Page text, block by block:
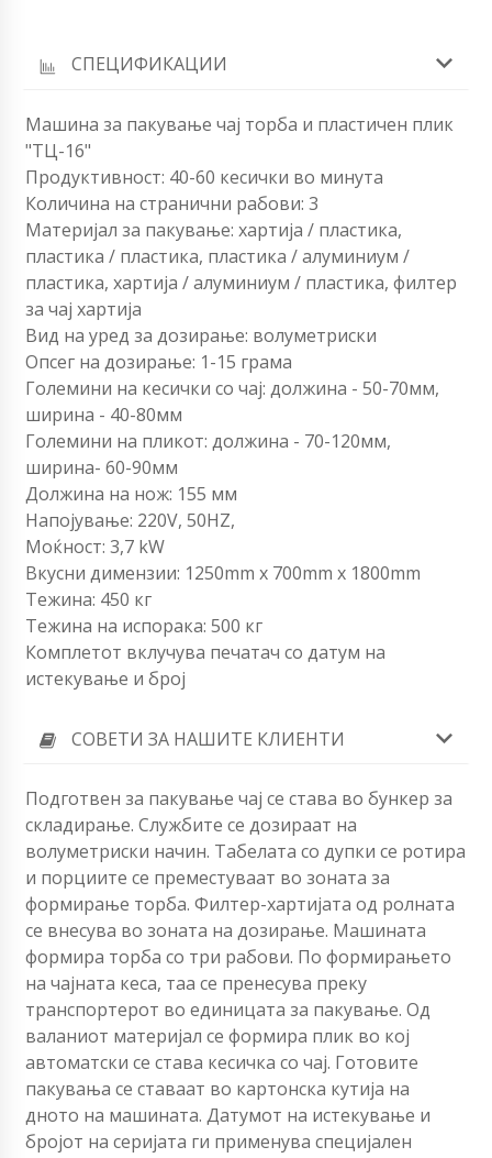
СПЕЦИФИКАЦИИ
Машина за пакување чај торба и пластичен плик
"ТЦ-16"
Продуктивност: 40-60 кесички во минута
Количина на странични рабови: 3
Материјал за пакување: хартија / пластика,
пластика / пластика, пластика / алуминиум /
пластика, хартија / алуминиум / пластика, филтер
за чај хартија
Вид на уред за дозирање: волуметриски
Опсег на дозирање: 1-15 грама
Големини на кесички со чај: должина - 50-70мм,
ширина - 40-80мм
Големини на пликот: должина - 70-120мм,
ширина- 60-90мм
Должина на нож: 155 мм
Напојување: 220V, 50HZ,
Моќност: 3,7 kW
Вкусни димензии: 1250mm x 700mm x 1800mm
Тежина: 450 кг
Тежина на испорака: 500 кг
Комплетот вклучува печатач со датум на
истекување и број
СОВЕТИ ЗА НАШИТЕ КЛИЕНТИ
Подготвен за пакување чај се става во бункер за
складирање. Службите се дозираат на
волуметриски начин. Табелата со дупки се ротира
и порциите се преместуваат во зоната за
формирање торба. Филтер-хартијата од ролната
се внесува во зоната на дозирање. Машината
формира торба со три рабови. По формирањето
на чајната кеса, таа се пренесува преку
транспортерот во единицата за пакување. Од
валаниот материјал се формира плик во кој
автоматски се става кесичка со чај. Готовите
пакувања се ставаат во картонска кутија на
дното на машината. Датумот на истекување и
бројот на серијата ги применува специјален